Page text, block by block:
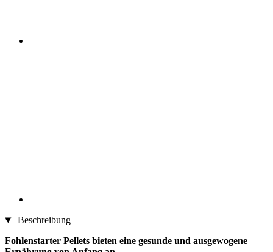
Beschreibung
Fohlenstarter Pellets bieten eine gesunde und ausgewogene